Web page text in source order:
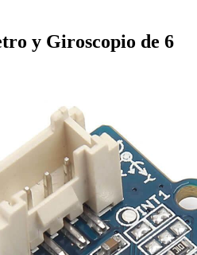
y Giroscopio de 6